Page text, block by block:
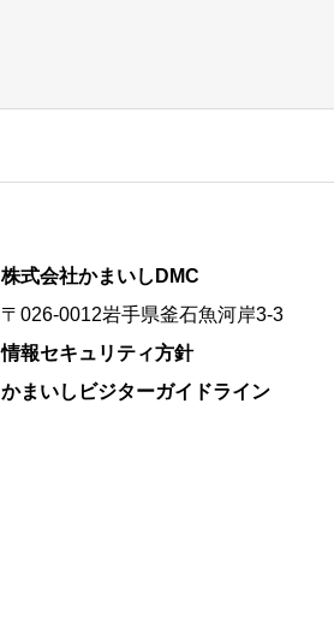
株式会社かまいしDMC
〒026-0012岩手県釜石魚河岸3-3
情報セキュリティ方針
かまいしビジターガイドライン